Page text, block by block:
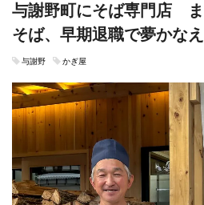
与謝野町にそば専門店
そば、早期退職で夢かな
与謝野 かぎ屋